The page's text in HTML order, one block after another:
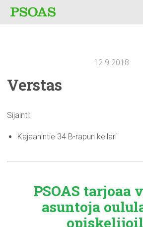
12.9.2018
Verstas
Sijainti:
Kajaanintie 34 B-rapun kellari
PSOAS tarjoaa
asuntoja